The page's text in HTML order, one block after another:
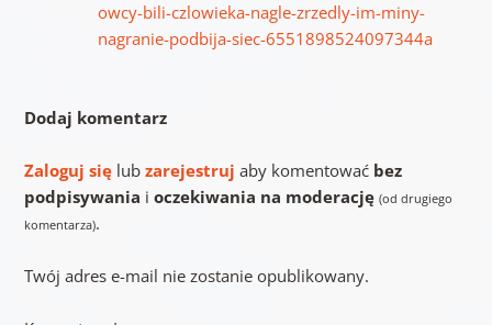
owcy-bili-czlowieka-nagle-zrzedly-im-miny-
nagranie-podbija-siec-6551898524097344a
Dodaj komentarz
Zaloguj sięlub zarejestruj aby komentować bez
podpisywania i oczekiwania na moderację (od drugiego
komentarza).
Twój adres e-mail nie zostanie opublikowany.